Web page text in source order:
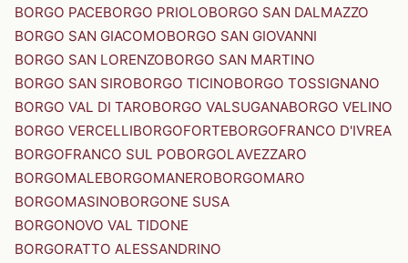
BORGO PACEBORGO PRIOLOBORGO SAN DALMAZZO
BORGO SAN GIACOMOBORGO SAN GIOVANNI
BORGO SAN LORENZOBORGO SAN MARTINO
BORGO SAN SIROBORGO TICINOBORGO TOSSIGNANO
BORGO VAL DI TAROBORGO VALSUGANABORGO VELINO
BORGO VERCELLIBORGOFORTEBORGOFRANCO D'IVREA
BORGOFRANCO SUL POBORGOLAVEZZARO
BORGOMALEBORGOMANEROBORGOMARO
BORGOMASINOBORGONE SUSA
BORGONOVO VAL TIDONE
BORGORATTO ALESSANDRINO